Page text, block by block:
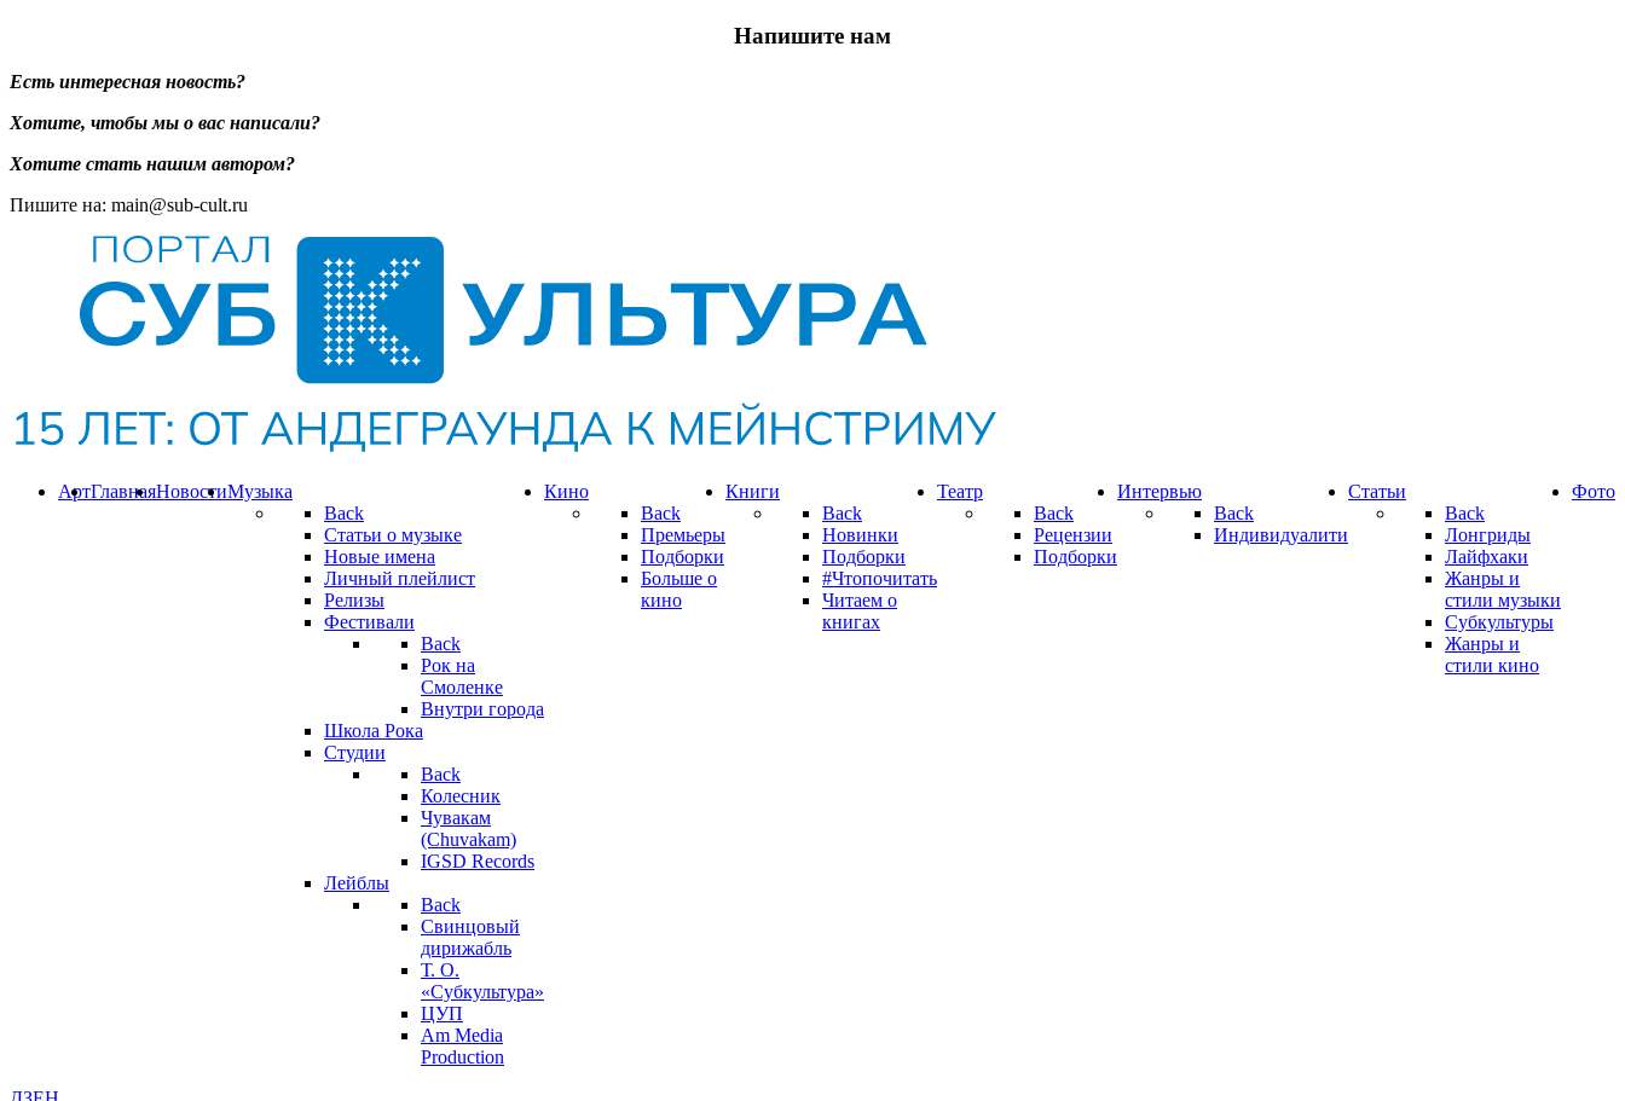
Напишите нам
Есть интересная новость?
Хотите, чтобы мы о вас написали?
Хотите стать нашим автором?
Пишите на: main@sub-cult.ru
Музыка
Back
Статьи о музыке
Новые имена
Личный плейлист
Релизы
Фестивали
Back
Рок на
Смоленке
Внутри города
Школа Рока
Студии
Back
Колесник
Чувакам
(Chuvakam)
IGSD Records
Лейблы
Back
Свинцовый
дирижабль
Т. О.
«Субкультура»
ЦУП
Am Media
Production
Кино
Back
Премьеры
Подборки
Больше о
кино
Книги
Back
Новинки
Подборки
#Чтопочитать
Читаем о
книгах
Театр
Back
Рецензии
Подборки
Фото
Интервью
Back
Индивидуалити
Статьи
Back
Лонгриды
Лайфхаки
Жанры и
стили музыки
Субкультуры
Жанры и
стили кино
Новости
Главная
Арт